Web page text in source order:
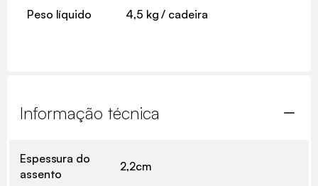
Peso líquido 4,5 kg / cadeira
Informação técnica
Espessura do
assento
2,2cm